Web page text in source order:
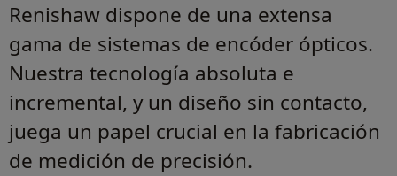
Renishaw dispone de una extensa
gama de sistemas de encóder ópticos.
Nuestra tecnología absoluta e
incremental, y un diseño sin contacto,
juega un papel crucial en la fabricación
de medición de precisión.